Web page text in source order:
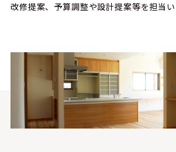
改修提案、予算調整や設計提案等を担当い